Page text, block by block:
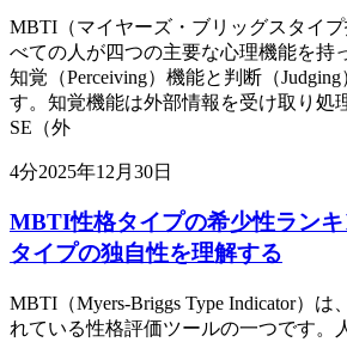
MBTI（マイヤーズ・ブリッグスタイ
べての人が四つの主要な心理機能を持
知覚（Perceiving）機能と判断（
す。知覚機能は外部情報を受け取り処
SE（外
4分2025年12月30日
MBTI性格タイプの希少性ラン
タイプの独自性を理解する
MBTI（Myers-Briggs Type Indicator）は
れている性格評価ツールの一つです。